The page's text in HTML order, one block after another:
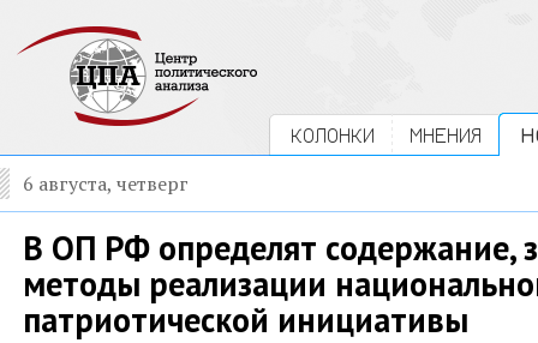
КОЛОНКИ МНЕНИЯ
6 августа, четверг
В ОП РФ определят содержание,
методы реализации
патриотической инициативы